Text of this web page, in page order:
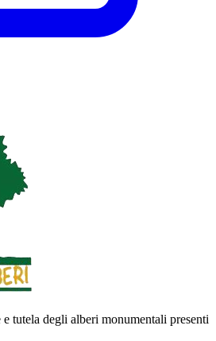
shortcuts
tutela degli alberi monumentali presenti